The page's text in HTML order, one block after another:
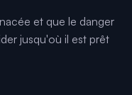
et que le danger
jusqu'où il est prêt